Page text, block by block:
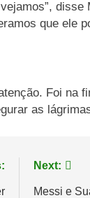
que ele
Foi na
as
Next:
Messi e